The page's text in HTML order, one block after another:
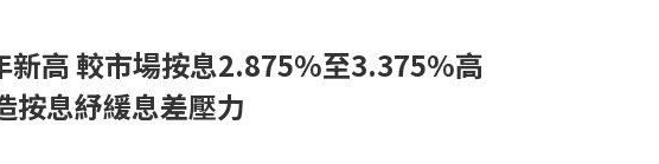
高 較市場按息2.875%至3.375%高
按息紓緩息差壓力